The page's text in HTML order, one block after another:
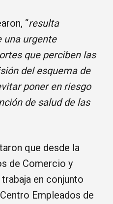
“resulta
una urgente
que perciben las
del esquema de
poner en riesgo
de salud de las
que desde la
de Comercio y
en conjunto
Empleados de